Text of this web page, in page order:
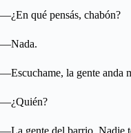
—¿En qué pensás, chabón?
—Nada.
—Escuchame, la gente anda
—¿Quién?
—La gente del barrio. Nadie